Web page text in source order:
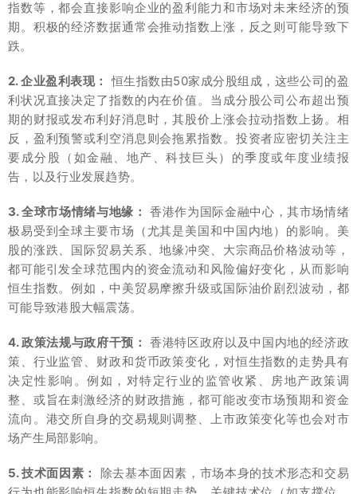
指数等，都会直接影响企业的盈利能力和市场对未来经济的预
期。积极的经济数据通常会推动指数上涨，反之则可能导致下
跌。
2. 企业盈利表现： 恒生指数由50家成分股组成，这些公司的盈
利状况直接决定了指数的内在价值。当成分股公司公布超出预
期的财报或发布利好消息时，其股价上涨会拉动指数上扬。相
反，盈利预警或利空消息则会拖累指数。投资者应密切关注主
要成分股（如金融、地产、科技巨头）的季度或年度业绩报
告，以及行业发展趋势。
3. 全球市场情绪与地缘： 香港作为国际金融中心，其市场情绪
极易受到全球主要市场（尤其是美国和中国内地）的影响。美
股的涨跌、国际贸易关系、地缘冲突、大宗商品价格波动等，
都可能引发全球范围内的资金流动和风险偏好变化，从而影响
恒生指数。例如，中美贸易摩擦升级或国际油价剧烈波动，都
可能导致港股大幅震荡。
4. 政策法规与政府干预： 香港特区政府以及中国内地的经济政
策、行业监管、财政和货币政策变化，对恒生指数的走势具有
决定性影响。例如，对特定行业的监管收紧、房地产政策调
整、或旨在刺激经济的财政措施，都可能改变市场预期和资金
流向。港交所自身的交易规则调整、上市政策变化等也会对市
场产生局部影响。
5. 技术面因素：
除去基本面因素，市场本身的技术形态和交易